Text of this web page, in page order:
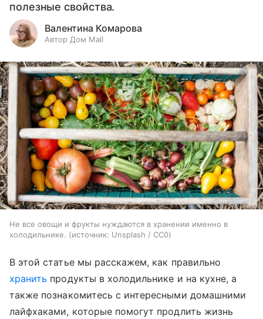
полезные свойства.
Валентина Комарова
Автор Дом Mail
Не все овощи и фрукты нуждаются в хранении именно в
холодильнике.
источник: Unsplash / CC0
В этой статье мы расскажем, как правильно
хранить продукты в холодильнике и на кухне, а
также познакомитесь с интересными домашними
лайфхаками, которые помогут продлить жизнь